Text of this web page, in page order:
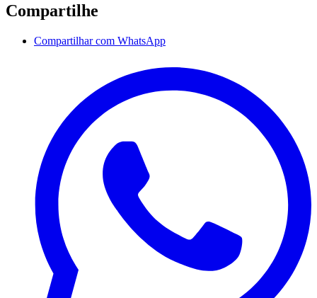
Compartilhe
Compartilhar com WhatsApp